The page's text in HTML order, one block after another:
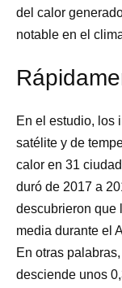
del calor
notable en el
En el estudio, los
satélite y de
calor en 31
duró de 2017 a
descubrieron que
media durante el
En otras
desciende unos